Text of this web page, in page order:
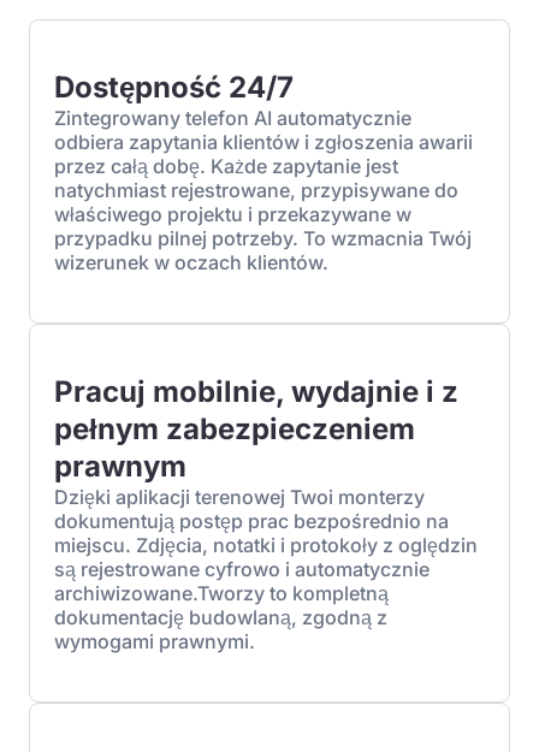
Dostępność 24/7
Zintegrowany telefon AI automatycznie
odbiera zapytania klientów i zgłoszenia awarii
przez całą dobę. Każde zapytanie jest
natychmiast rejestrowane, przypisywane do
właściwego projektu i przekazywane w
przypadku pilnej potrzeby. To wzmacnia Twój
wizerunek w oczach klientów.
Pracuj mobilnie, wydajnie i z
pełnym zabezpieczeniem
prawnym
Dzięki aplikacji terenowej Twoi monterzy
dokumentują postęp prac bezpośrednio na
miejscu. Zdjęcia, notatki i protokoły z oględzin
są rejestrowane cyfrowo i automatycznie
archiwizowane.Tworzy to kompletną
dokumentację budowlaną, zgodną z
wymogami prawnymi.